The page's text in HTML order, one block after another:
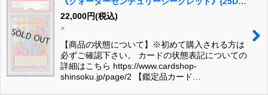
JP002}
22,000円(税込)
×
【商品の状態について】※初めて購入される方は
必ずご確認下さい。 カードの状態表記についての
詳細はこちら https://www.cardshop-
shinsoku.jp/page/2 【鑑定品カード…